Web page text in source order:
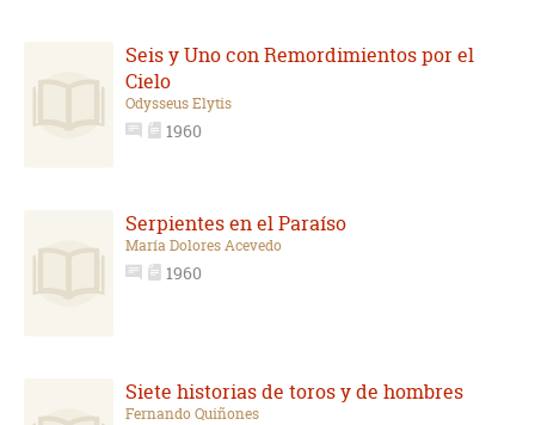
Seis y Uno con Remordimientos por el
Cielo
Odysseus Elytis
1960
Serpientes en el Paraíso
María Dolores Acevedo
1960
Siete historias de toros y de hombres
Fernando Quiñones